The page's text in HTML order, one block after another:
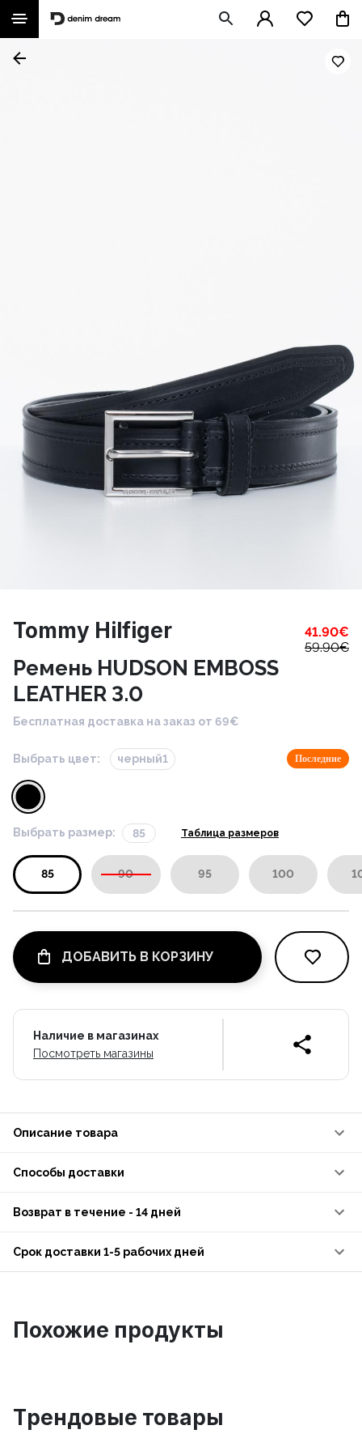
Tommy Hilfiger 41.90€
59.90€
Ремень HUDSON EMBOSS
LEATHER 3.0
Бесплатная доставка на заказ от 69€
Выбрать цвет: черный1 Последние
Выбрать размер: 85 Таблица размеров
85 90 95 100
ДОБАВИТЬ В КОРЗИНУ
Наличие в магазинах
Посмотреть магазины
Описание товара
Способы доставки
Возврат в течение - 14 дней
Срок доставки 1-5 рабочих дней
Похожие продукты
Tрендовые товары